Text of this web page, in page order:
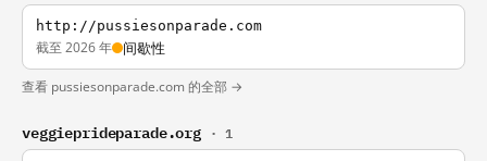
http://pussiesonparade.com
截至 2026 年 间歇性
查看 pussiesonparade.com 的全部 →
veggieprideparade.org · 1